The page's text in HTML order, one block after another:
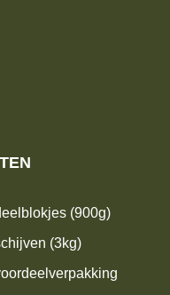
(900g)
(3kg)